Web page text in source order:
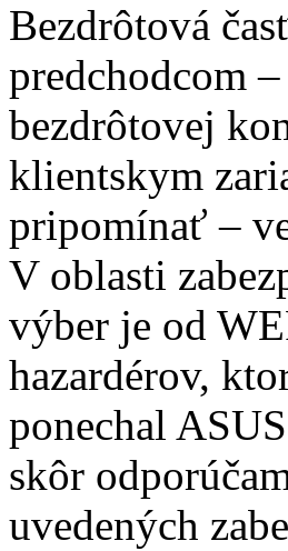
Bezdrôtová
predchodcom
bezdrôtovej
klientskym
pripomínať –
V oblasti
výber je od
hazardérov,
ponechal
skôr
uvedených